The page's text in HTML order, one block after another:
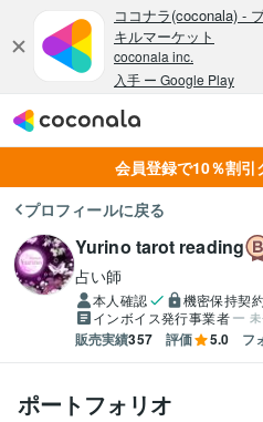
会員登録で10％割引
プロフィールに戻る
Yurino tarot reading
占い師
本人確認
機密保持契
インボイス発行事業者
販売実績357 評価 5.0 フ
ポートフォリオ